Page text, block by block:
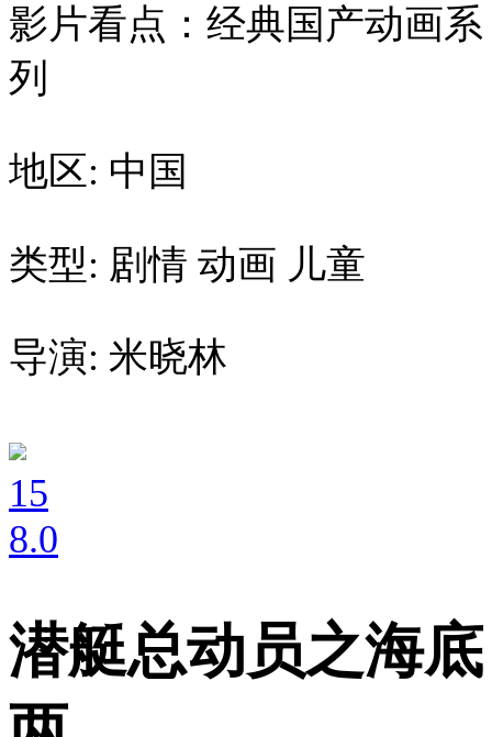
影片看点：经典国产动画系
列
地区: 中国
类型: 剧情 动画 儿童
导演: 米晓林
15
8.0
潜艇总动员之海底